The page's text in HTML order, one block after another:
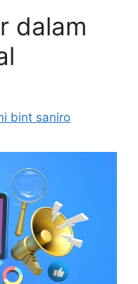
dalam
bint saniro